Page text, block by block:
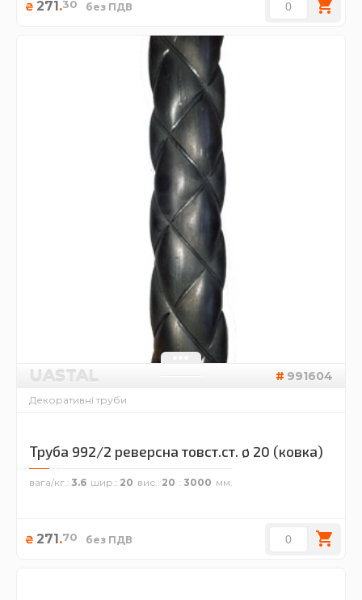
₴ 271.30 без ПДВ
UASTAL 991604
Декоративні труби
Труба 992/2 реверсна товст.ст. ø 20 (ковка)
вага/кг. 3.6 шир. 20 вис. 20 3000
₴ 271.70 без ПДВ